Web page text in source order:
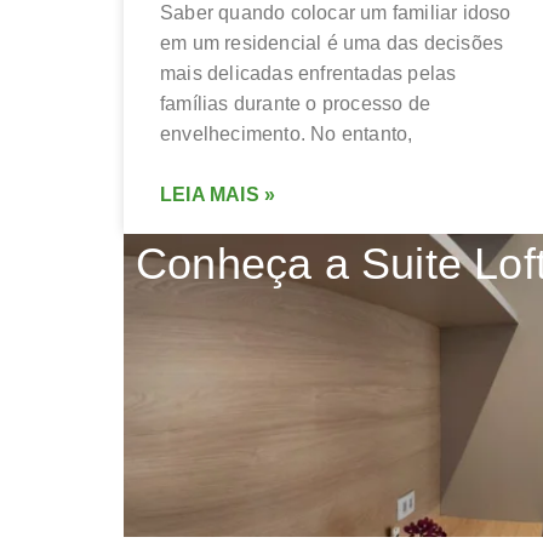
Saber quando colocar um familiar idoso
em um residencial é uma das decisões
mais delicadas enfrentadas pelas
famílias durante o processo de
envelhecimento. No entanto,
LEIA MAIS »
Conheça a Suite